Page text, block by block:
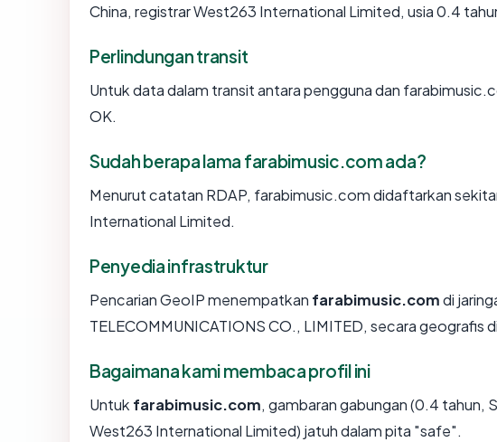
China, registrar West263 International Limited, usia 0.4
Perlindungan transit
Untuk data dalam transit antara pengguna dan
OK.
Sudah berapa lama farabimusic.com ada?
Menurut catatan RDAP, farabimusic.com didaftarkan
International Limited.
Penyedia infrastruktur
Pencarian GeoIP menempatkan farabimusic.comdi
TELECOMMUNICATIONS CO., LIMITED, secara geografis
Bagaimana kami membaca profil ini
Untuk farabimusic.com, gambaran gabungan (0.4 tahun,
West263 International Limited) jatuh dalam pita "safe".